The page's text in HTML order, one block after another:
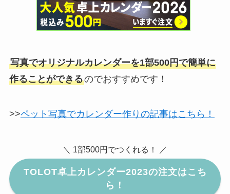
写真でオリジナルカレンダーを1部500円で簡単に
作ることができるのでおすすめです！
>>ペット写真でカレンダー作りの記事はこちら！
＼ 1部500円でつくれる！ ／
TOLOT卓上カレンダー2023の注文はこち
ら！